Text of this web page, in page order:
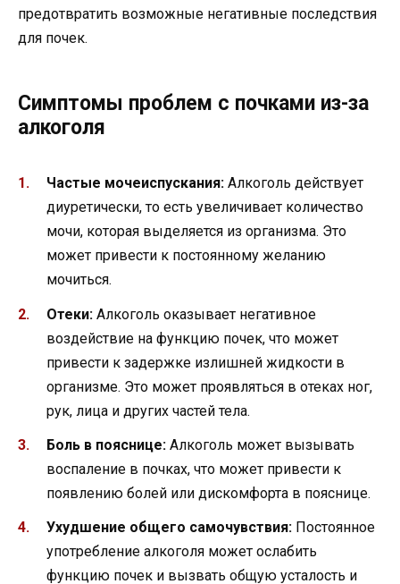
предотвратить возможные негативные последствия
для почек.
Симптомы проблем с почками из-за
алкоголя
Частые мочеиспускания: Алкоголь действует
диуретически, то есть увеличивает количество
мочи, которая выделяется из организма. Это
может привести к постоянному желанию
мочиться.
Отеки: Алкоголь оказывает негативное
воздействие на функцию почек, что может
привести к задержке излишней жидкости в
организме. Это может проявляться в отеках ног,
рук, лица и других частей тела.
Боль в пояснице: Алкоголь может вызывать
воспаление в почках, что может привести к
появлению болей или дискомфорта в пояснице.
Ухудшение общего самочувствия: Постоянное
употребление алкоголя может ослабить
функцию почек и вызвать общую усталость и